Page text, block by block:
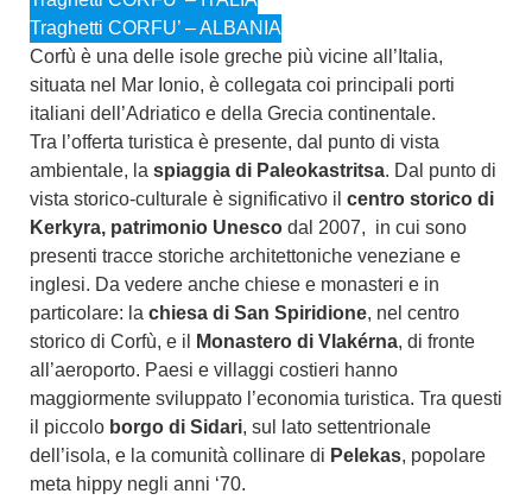
Traghetti CORFU’ – ALBANIA
Corfù è una delle isole greche più vicine all’Italia,
situata nel Mar Ionio, è collegata coi principali porti
italiani dell’Adriatico e della Grecia continentale.
Tra l’offerta turistica è presente, dal punto di vista
ambientale, la spiaggia di Paleokastritsa. Dal punto di
vista storico-culturale è significativo il centro storico di
Kerkyra, patrimonio Unesco dal 2007, in cui sono
presenti tracce storiche architettoniche veneziane e
inglesi. Da vedere anche chiese e monasteri e in
particolare: la chiesa di San Spiridione, nel centro
storico di Corfù, e il
Monastero di Vlakérna, di fronte
all’aeroporto. Paesi e villaggi costieri hanno
maggiormente sviluppato l’economia turistica. Tra questi
il piccolo borgo di Sidari, sul lato settentrionale
dell’isola, e la comunità collinare di Pelekas, popolare
meta hippy negli anni ‘70.